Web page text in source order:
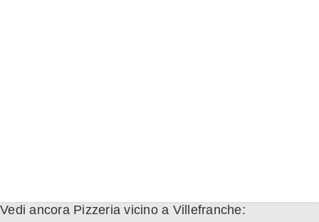
Vedi ancora Pizzeria vicino a Villefranche: